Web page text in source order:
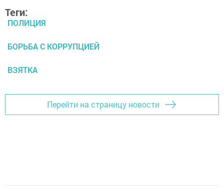
Теги:
ПОЛИЦИЯ
БОРЬБА С КОРРУПЦИЕЙ
ВЗЯТКА
Перейти на страницу новости